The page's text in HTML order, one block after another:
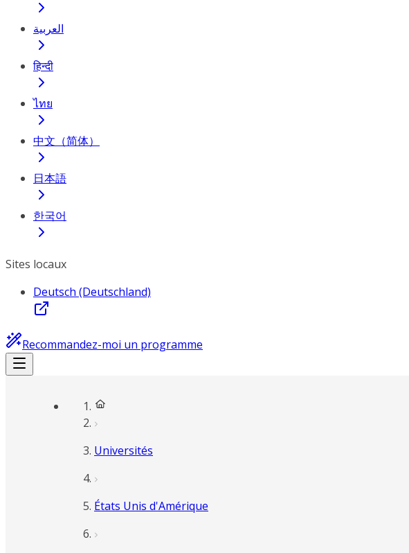
العربية
हिन्दी
ไทย
中文（简体）
日本語
한국어
Sites locaux
Deutsch (Deutschland)
Recommandez-moi un programme
Universités
États Unis d'Amérique